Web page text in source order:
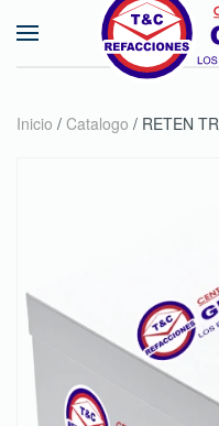
Skip to main content
Inicio / Catalogo / RETEN